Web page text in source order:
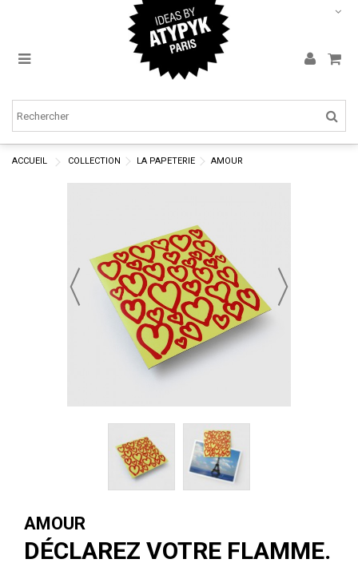
ACCUEIL COLLECTION LA PAPETERIE AMOUR
AMOUR
DÉCLAREZ VOTRE FLAMME.